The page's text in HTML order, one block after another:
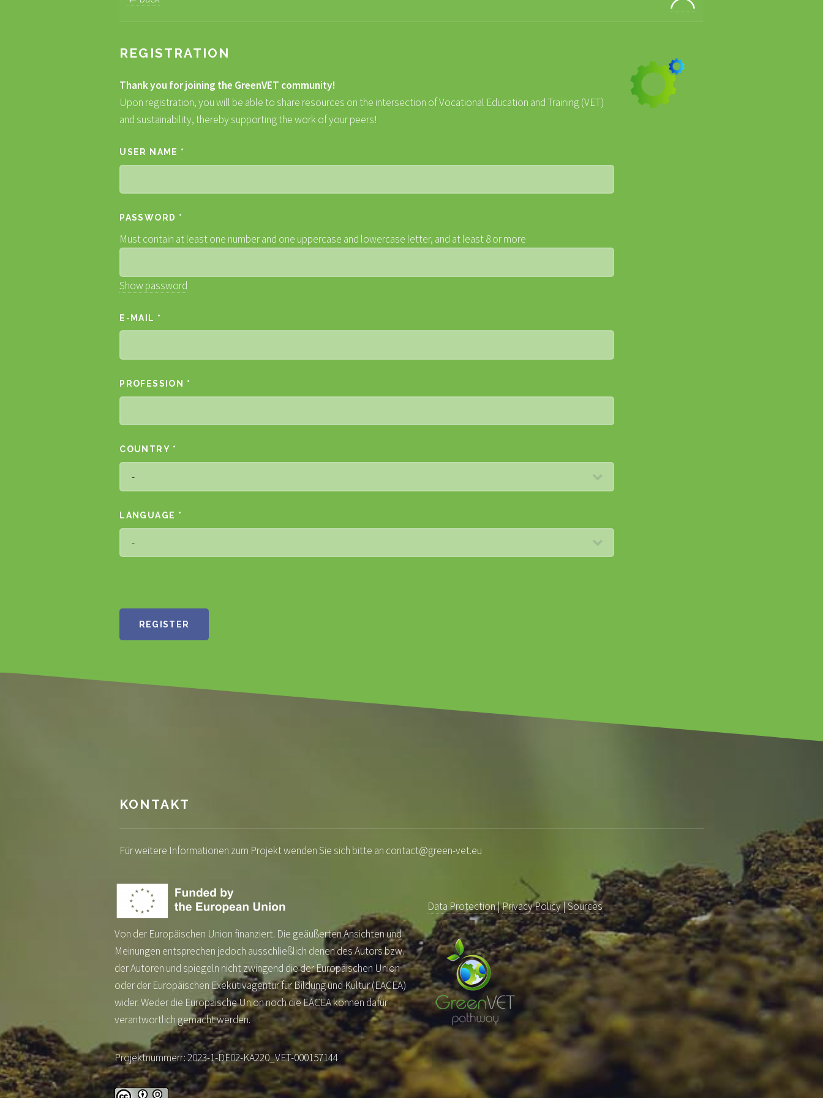
REGISTRATION
Thank you for joining the GreenVET community!
Upon registration, you will be able to share resources on the intersection of Vocational Education and Training (VET)
and sustainability, thereby supporting the work of your peers!
USER NAME *
PASSWORD *
Must contain at least one number and one uppercase and lowercase letter, and at least 8 or more
Show password
E-MAIL *
PROFESSION *
COUNTRY *
LANGUAGE *
KONTAKT
Für weitere Informationen zum Projekt wenden Sie sich bitte an contact@green-vet.eu
Von der Europäischen Union finanziert. Die geäußerten Ansichten und
Meinungen entsprechen jedoch ausschließlich denen des Autors bzw.
der Autoren und spiegeln nicht zwingend die der Europäischen Union
oder der Europäischen Exekutivagentur für Bildung und Kultur (EACEA)
wider. Weder die Europäische Union noch die EACEA können dafür
verantwortlich gemacht werden.
Projektnummerr: 2023-1-DE02-KA220_VET-000157144
Data Protection|Privacy Policy|Sources